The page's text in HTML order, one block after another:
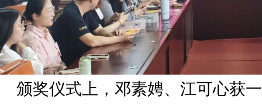
颁奖仪式上，邓素娉、江可心获